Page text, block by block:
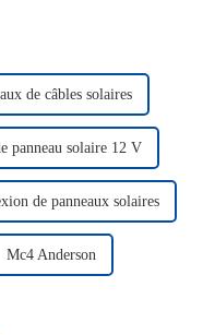
de câbles solaires
panneau solaire 12 V
de panneaux solaires
Mc4 Anderson